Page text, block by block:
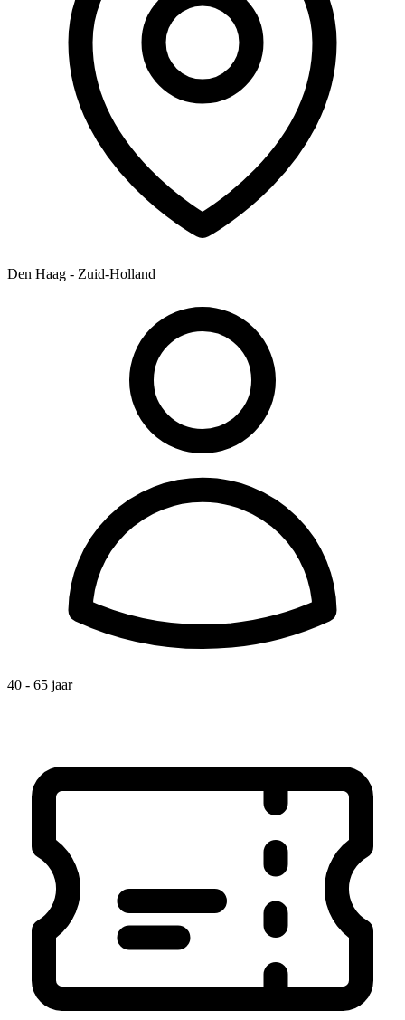
Den Haag - Zuid-Holland
40 - 65 jaar